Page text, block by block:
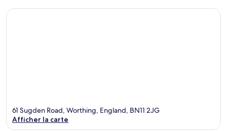
61 Sugden Road, Worthing, England, BN11 2JG
Afficher la carte